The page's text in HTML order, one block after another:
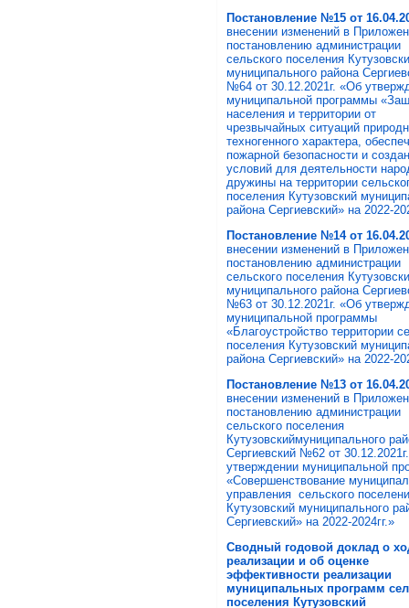
Постановление №15 от
внесении изменений в
постановлению администрации
сельского поселения
муниципального района
№64 от 30.12.2021г. «Об
муниципальной программы
населения и территории от
чрезвычайных ситуаций
техногенного характера,
пожарной безопасности и
условий для деятельности
дружины на территории
поселения Кутузовский
района Сергиевский» на 2022-
Постановление №14 от
внесении изменений в
постановлению администрации
сельского поселения
муниципального района
№63 от 30.12.2021г. «Об
муниципальной программы
«Благоустройство территории
поселения Кутузовский
района Сергиевский» на 2022-
Постановление №13 от
внесении изменений в
постановлению администрации
сельского поселения
Кутузовскиймуниципального
Сергиевский №62 от
утверждении муниципальной
«Совершенствование
управления сельского
Кутузовский муниципального
Сергиевский» на 2022-2024гг.»
Сводный годовой доклад о
реализации и об оценке
эффективности реализации
муниципальных программ
поселения Кутузовский